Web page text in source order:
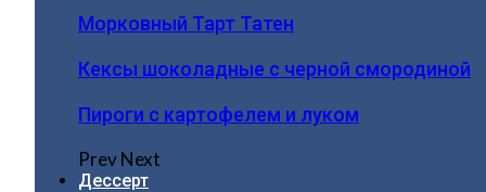
Морковный Тарт Татен
Кексы шоколадные с черной смородиной
Пироги c картофелем и луком
PrevNext
Дессерт